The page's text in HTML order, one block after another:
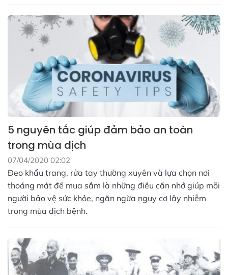
5 nguyên tắc giúp đảm bảo an toàn
trong mùa dịch
07/04/2020 02:02
Đeo khẩu trang, rửa tay thường xuyên và lựa chọn nơi
thoáng mát để mua sắm là những điều cần nhớ giúp mỗi
người bảo vệ sức khỏe, ngăn ngừa nguy cơ lây nhiễm
trong mùa dịch bệnh.